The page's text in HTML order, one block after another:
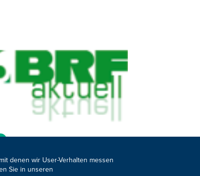
denen wir User-Verhalten messen
Sie in unseren